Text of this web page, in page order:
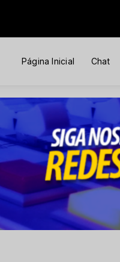
Página Inicial Chat